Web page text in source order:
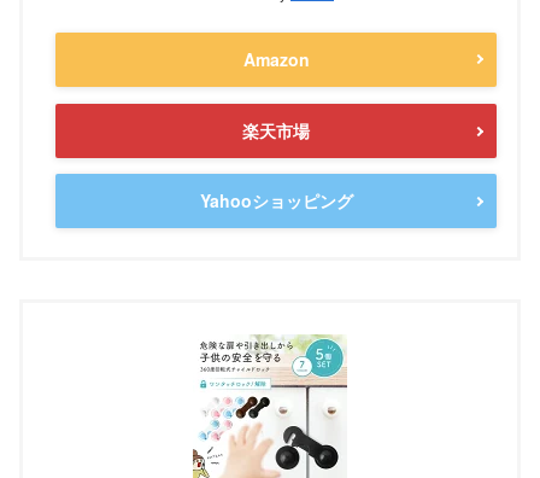
Amazon
楽天市場
Yahooショッピング